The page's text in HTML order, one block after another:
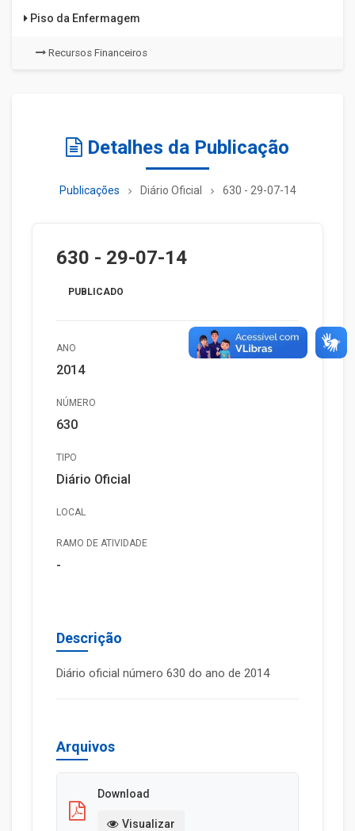
Piso da Enfermagem
Recursos Financeiros
Detalhes da Publicação
Publicações Diário Oficial 630 - 29-07-14
630 - 29-07-14
PUBLICADO
ANO
2014
NÚMERO
630
TIPO
Diário Oficial
LOCAL
RAMO DE ATIVIDADE
-
Descrição
Diário oficial número 630 do ano de 2014
Arquivos
Download
Visualizar